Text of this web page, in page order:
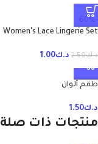
Women’s Lace Lingerie Set
د.ك2.50 د.ك1.00
طقم ألوان
د.ك1.50
منتجات ذات صلة